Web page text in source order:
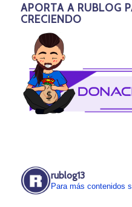
APORTA A RUBLOG
CRECIENDO
rublog13
Para más contenidos